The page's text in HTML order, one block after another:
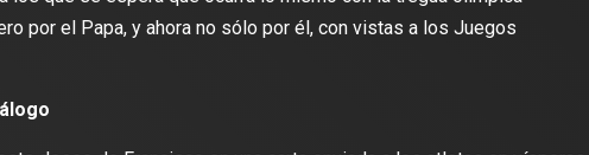
por el Papa, y ahora no sólo por él, con vistas a los Juegos